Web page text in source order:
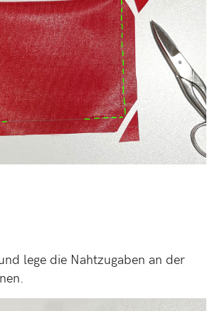
lege die Nahtzugaben an der